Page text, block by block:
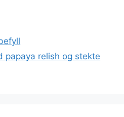
papaya relish og stekte